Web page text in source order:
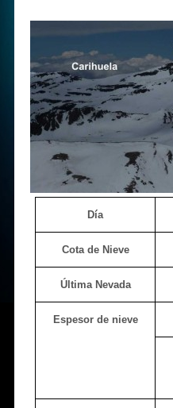
Día
Cota de Nieve
Última Nevada
Espesor de nieve